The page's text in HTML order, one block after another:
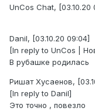
UnCos Chat, [03.10.20
Danil, [03.10.20 09:04]
[In reply to UnCos |
В рубашке родилась
Ришат Хусаенов,
[In reply to Danil]
Это точно , повезло